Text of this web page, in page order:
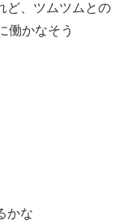
ど、ツムツムとの
働かなそう
かな